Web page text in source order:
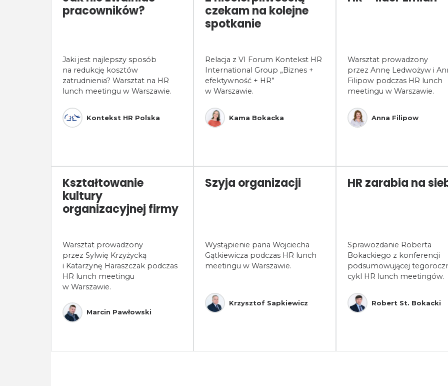
pracowników?
Jaki jest najlepszy sposób
na redukcję kosztów
zatrudnienia? Warsztat na HR
lunch meetingu w Warszawie.
Kontekst HR Polska
czekam na kolejne
spotkanie
Relacja z VI Forum Kontekst HR
International Group „Biznes +
efektywność + HR”
w Warszawie.
Kama Bokacka
Warsztat prowadzony
przez Annę Ledwożyw i
Filipow podczas HR lunch
meetingu w Warszawie.
Anna Filipow
Kształtowanie
kultury
organizacyjnej firmy
Warsztat prowadzony
przez Sylwię Krzyżycką
i Katarzynę Haraszczak podczas
HR lunch meetingu
w Warszawie.
Marcin Pawłowski
Szyja organizacji
Wystąpienie pana Wojciecha
Gątkiewicza podczas HR lunch
meetingu w Warszawie.
Krzysztof Sapkiewicz
HR zarabia na
Sprawozdanie Roberta
Bokackiego z konferencji
podsumowującej
cykl HR lunch meetingów.
Robert St. Bokacki